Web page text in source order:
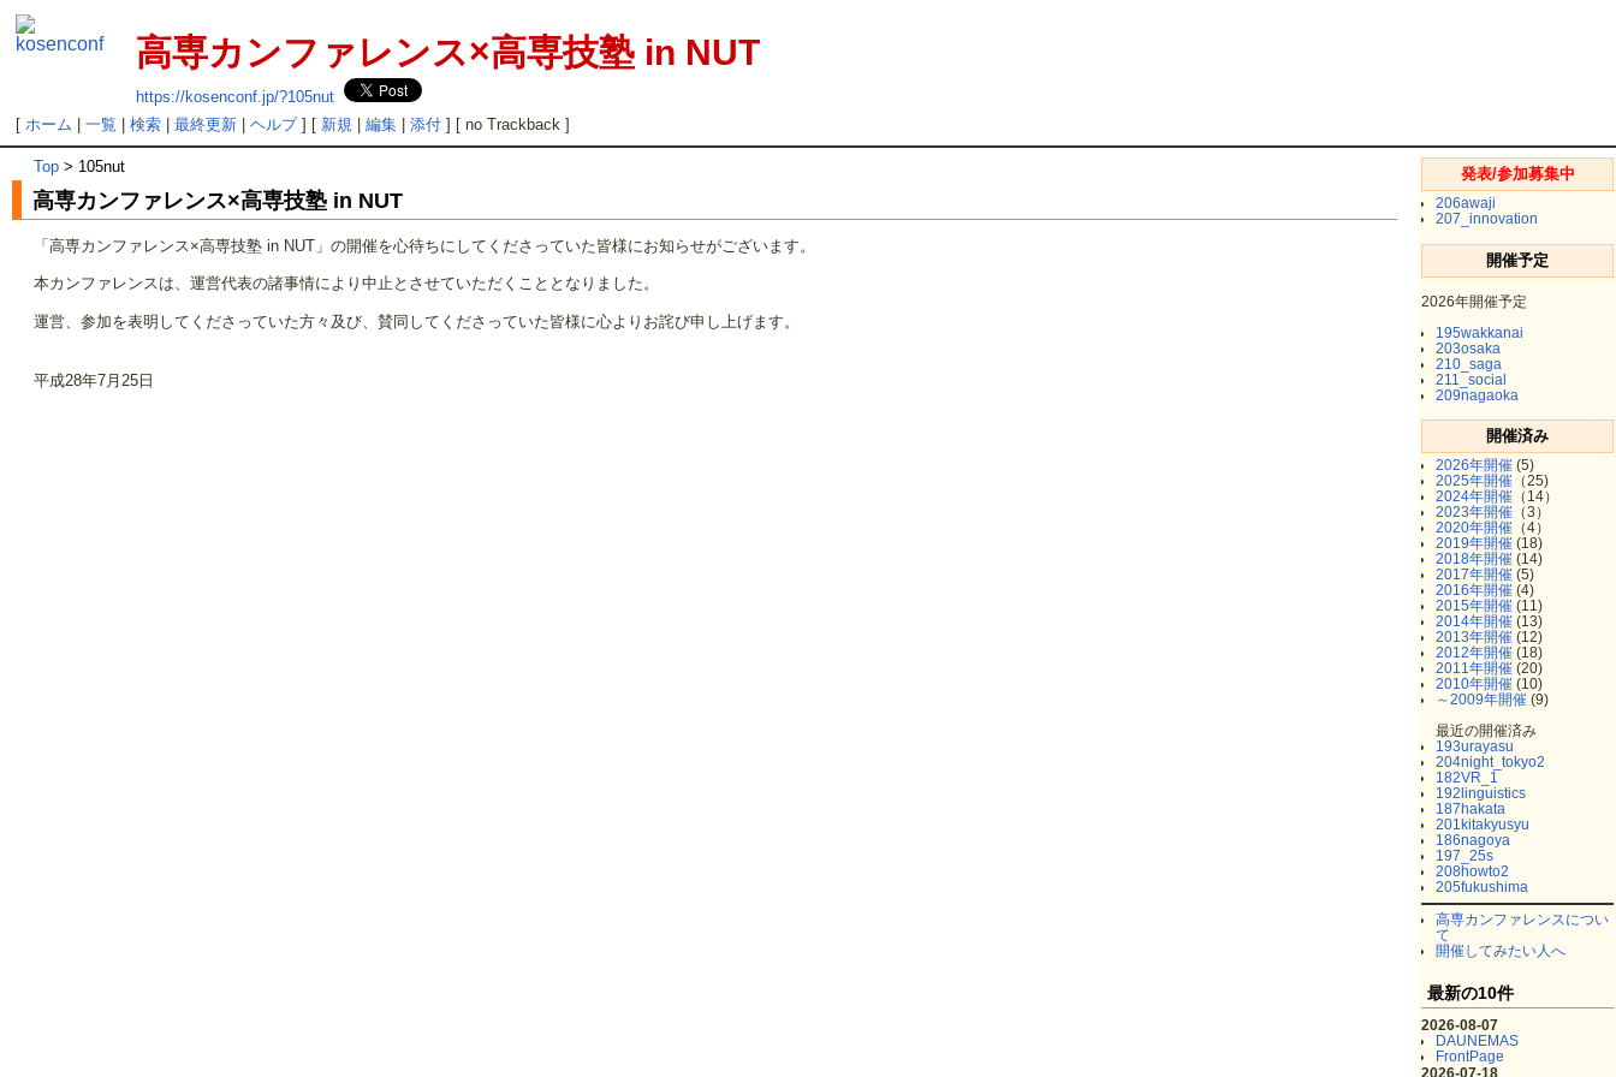
高専カンファレンス×高専技塾 in NUT
https://kosenconf.jp/?105nut
[ホーム |一覧 |検索 |最終更新 |ヘルプ] [ 新規 |編集 |添付 ] [ no Trackback ]
Top > 105nut
高専カンファレンス×高専技塾 in NUT
「高専カンファレンス×高専技塾 in NUT」の開催を心待ちにしてくださっていた皆様にお知らせがございます。
本カンファレンスは、運営代表の諸事情により中止とさせていただくこととなりました。
運営、参加を表明してくださっていた方々及び、賛同してくださっていた皆様に心よりお詫び申し上げます。
平成28年7月25日
発表/参加募集中
206awaji
207_innovation
開催予定
2026年開催予定
195wakkanai
203osaka
210_saga
211_social
209nagaoka
開催済み
2026年開催 (5)
2025年開催 （25)
2024年開催 （14）
2023年開催 （3）
2020年開催 （4）
2019年開催 (18)
2018年開催 (14)
2017年開催 (5)
2016年開催 (4)
2015年開催 (11)
2014年開催 (13)
2013年開催 (12)
2012年開催 (18)
2011年開催 (20)
2010年開催 (10)
～2009年開催 (9)
最近の開催済み
193urayasu
204night_tokyo2
182VR_1
192linguistics
187hakata
201kitakyusyu
186nagoya
197_25s
208howto2
205fukushima
高専カンファレンスについ
て
開催してみたい人へ
最新の10件
2026-08-07
DAUNEMAS
FrontPage
2026-07-18